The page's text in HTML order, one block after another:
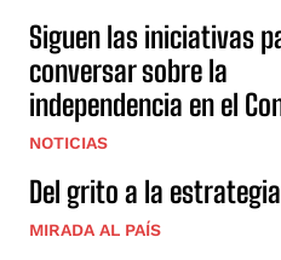
Siguen las iniciativas
conversar sobre la
independencia en el
NOTICIAS
Del grito a la estrategia
MIRADA AL PAÍS